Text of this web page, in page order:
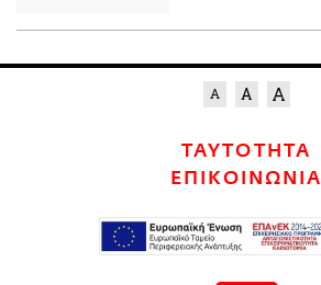
ΤΑΥΤΟΤΗΤΑ
ΕΠΙΚΟΙΝΩΝΙΑ